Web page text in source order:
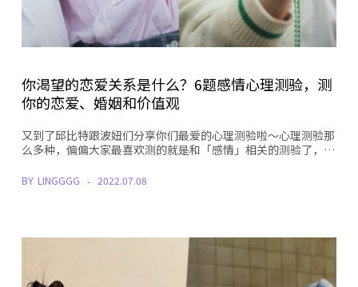
你渴望的恋爱关系是什么？6题感情心理测验，测
你的恋爱、婚姻和价值观
又到了邱比特跟波妞们分享你们最爱的心理测验啦～心理测验那
么多种，偏偏大家最喜欢测的就是和「感情」相关的测验了，…
BY LINGGGG 2022.07.08